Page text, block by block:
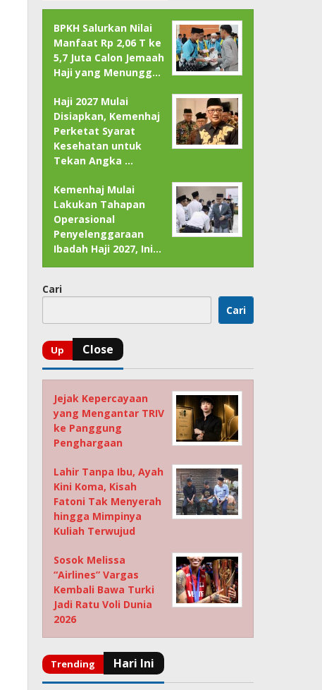
BPKH Salurkan Nilai
Manfaat Rp 2,06 T ke
5,7 Juta Calon Jemaah
Haji yang Menungg…
Haji 2027 Mulai
Disiapkan, Kemenhaj
Perketat Syarat
Kesehatan untuk
Tekan Angka …
Kemenhaj Mulai
Lakukan Tahapan
Operasional
Penyelenggaraan
Ibadah Haji 2027, Ini…
Cari
Cari
Jejak Kepercayaan
yang Mengantar TRIV
ke Panggung
Penghargaan
Lahir Tanpa Ibu, Ayah
Kini Koma, Kisah
Fatoni Tak Menyerah
hingga Mimpinya
Kuliah Terwujud
Sosok Melissa
“Airlines” Vargas
Kembali Bawa Turki
Jadi Ratu Voli Dunia
2026